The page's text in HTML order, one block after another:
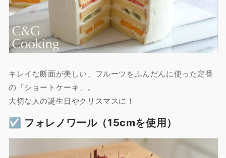
キレイな断面が美しい、フルーツをふんだんに使った定番
の「ショートケーキ」。
大切な人の誕生日やクリスマスに！
☑︎ フォレノワール（15cmを使用）